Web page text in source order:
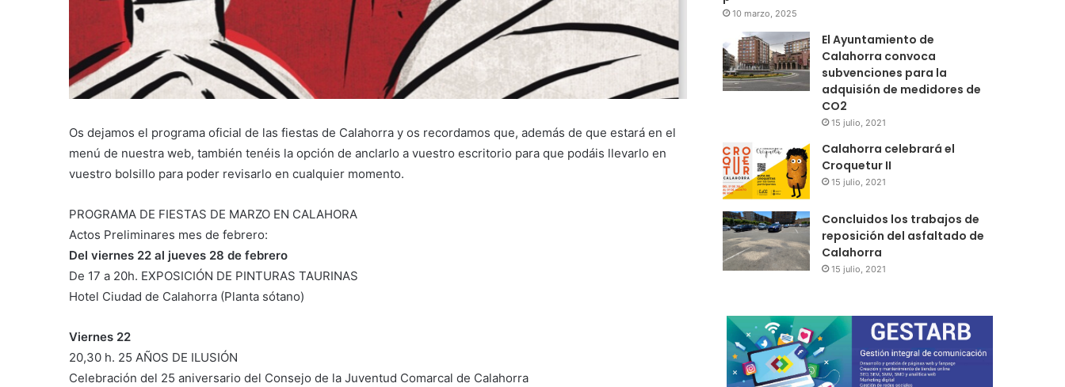
Os dejamos el programa oficial de las fiestas de Calahorra y os recordamos que, además de que estará en el
menú de nuestra web, también tenéis la opción de anclarlo a vuestro escritorio para que podáis llevarlo en
vuestro bolsillo para poder revisarlo en cualquier momento.
PROGRAMA DE FIESTAS DE MARZO EN CALAHORA
Actos Preliminares mes de febrero:
Del viernes 22 al jueves 28 de febrero
De 17 a 20h. EXPOSICIÓN DE PINTURAS TAURINAS
Hotel Ciudad de Calahorra (Planta sótano)
Viernes 22
20,30 h. 25 AÑOS DE ILUSIÓN
Celebración del 25 aniversario del Consejo de la Juventud Comarcal de Calahorra
10 marzo, 2025
El Ayuntamiento de
Calahorra convoca
subvenciones para la
adquisión de medidores de
CO2
15 julio, 2021
Calahorra celebrará el
Croquetur II
15 julio, 2021
Concluidos los trabajos de
reposición del asfaltado de
Calahorra
15 julio, 2021